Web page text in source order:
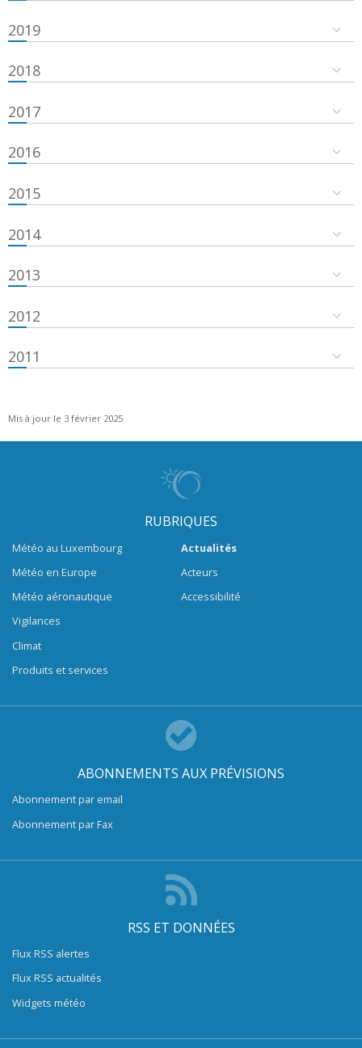
2019
2018
2017
2016
2015
2014
2013
2012
2011
Mis à jour le 3 février 2025
RUBRIQUES
Météo au Luxembourg
Météo en Europe
Météo aéronautique
Vigilances
Climat
Produits et services
Actualités
Acteurs
Accessibilité
ABONNEMENTS AUX PRÉVISIONS
Abonnement par email
Abonnement par Fax
RSS ET DONNÉES
Flux RSS alertes
Flux RSS actualités
Widgets météo